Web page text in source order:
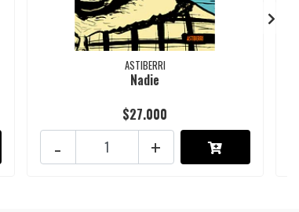
ASTIBERRI
Nadie
$27.000
+
-